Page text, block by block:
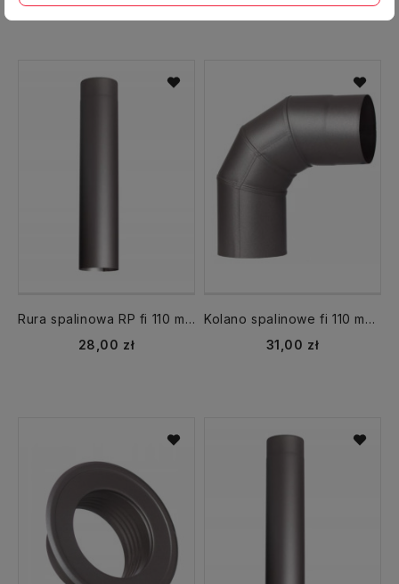
Rura spalinowa RP fi 110 mm dł. 500 mm CZ6 dymna
28,00 zł
Kolano spalinowe fi 110 mm kąt 90 st. stałe CZ6
31,00 zł